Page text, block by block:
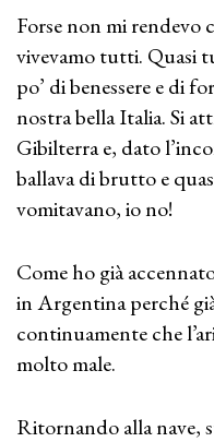
Forse non mi rendevo
vivevamo tutti. Quasi
po’ di benessere e di
nostra bella Italia. Si
Gibilterra e, dato
ballava di brutto e
vomitavano, io no!
Come ho già
in Argentina perché
continuamente che
molto male.
Ritornando alla nave,